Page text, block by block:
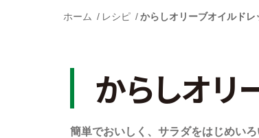
ホーム レシピ からしオリーブオイルドレ
からしオリ
簡単でおいしく、サラダをはじめい